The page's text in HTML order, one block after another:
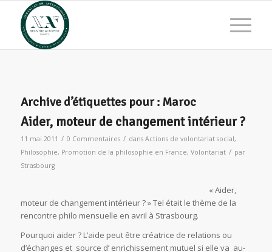
Archive d’étiquettes pour : Maroc
Aider, moteur de changement intérieur ?
11 mai 2011 / 0 Commentaires / dans Actions de volontariat social,
Philosophie, Promotion de la philosophie en France, Volontariat / par
Strasbourg
« Aider,
moteur de changement intérieur ? » Tel était le thème de la
rencontre philo mensuelle en avril à Strasbourg.
Pourquoi aider ? L’aide peut être créatrice de relations ou
d’échanges et source d’ enrichissement mutuel si elle va au-